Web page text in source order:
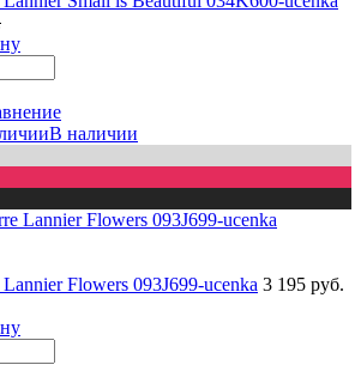
В наличии
Flowers 093J699-ucenka 3 195 руб.